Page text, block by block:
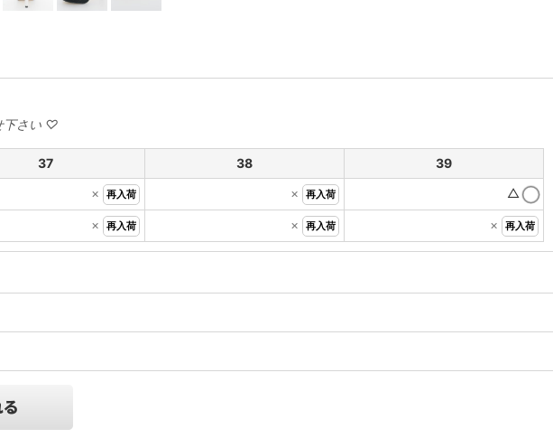
37 38
39
× 再入荷 × 再入荷 △
× 再入荷 × 再入荷 × 再入荷